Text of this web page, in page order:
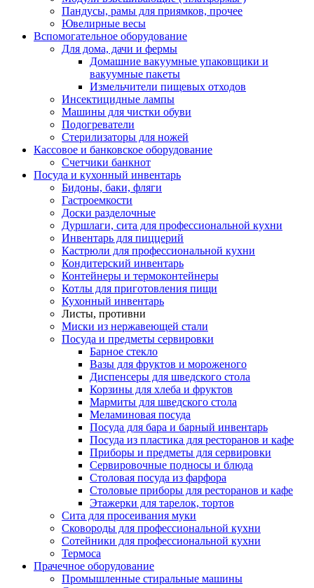
Пандусы, рамы для приямков, прочее
Ювелирные весы
Вспомогательное оборудование
Для дома, дачи и фермы
Домашние вакуумные упаковщики и
вакуумные пакеты
Измельчители пищевых отходов
Инсектицидные лампы
Машины для чистки обуви
Подогреватели
Стерилизаторы для ножей
Кассовое и банковское оборудование
Счетчики банкнот
Посуда и кухонный инвентарь
Бидоны, баки, фляги
Гастроемкости
Доски разделочные
Дуршлаги, сита для профессиональной кухни
Инвентарь для пиццерий
Кастрюли для профессиональной кухни
Кондитерский инвентарь
Контейнеры и термоконтейнеры
Котлы для приготовления пищи
Кухонный инвентарь
Листы, противни
Миски из нержавеющей стали
Посуда и предметы сервировки
Барное стекло
Вазы для фруктов и мороженого
Диспенсеры для шведского стола
Корзины для хлеба и фруктов
Мармиты для шведского стола
Меламиновая посуда
Посуда для бара и барный инвентарь
Посуда из пластика для ресторанов и кафе
Приборы и предметы для сервировки
Сервировочные подносы и блюда
Столовая посуда из фарфора
Столовые приборы для ресторанов и кафе
Этажерки для тарелок, тортов
Сита для просеивания муки
Сковороды для профессиональной кухни
Сотейники для профессиональной кухни
Термоса
Прачечное оборудование
Промышленные стиральные машины